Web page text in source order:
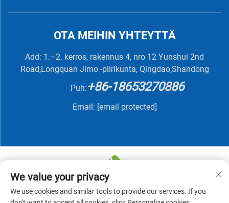
OTA MEIHIN YHTEYTTÄ
Add: 1.–2. kerros, rakennus 4, nro 12 Yunshui 2nd
Road,Longquan Jimo -piirikunta, Qingdao,Shandong
Puh:+86-18653270886
Email: [email protected]
Tekijänoikeus © 2025 QINGDAO NUTRIVIT BIOTECH
We value your privacy
We use cookies and similar tools to provide our services. If you